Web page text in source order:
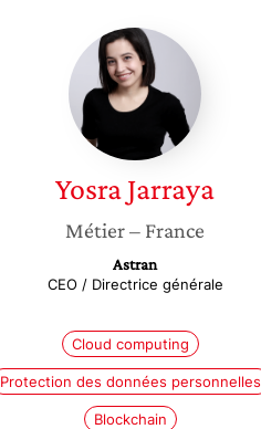
Yosra
Jarraya
YosraJarraya
Métier– France
Astran
CEO / Directrice générale
Cloud computing
Protection des données personnelles
Blockchain